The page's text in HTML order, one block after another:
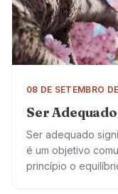
08 DE SETEMBRO
Ser Adequado
Ser adequado
é um objetivo
princípio o